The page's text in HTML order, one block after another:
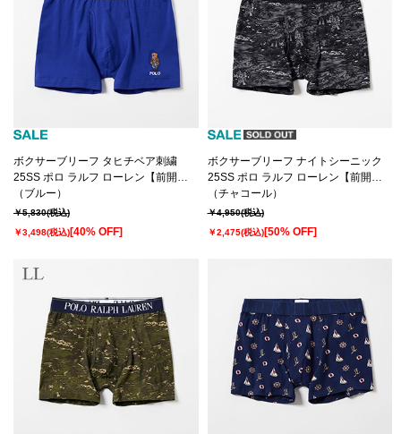
ボクサーブリーフ タヒチベア刺繍
25SS ポロ ラルフ ローレン【前開
き】(RM3-B104）
（ブルー）
￥5,830(税込)
￥3,498(税込)[40% OFF]
ボクサーブリーフ ナイトシーニック
25SS ポロ ラルフ ローレン【前開
き】(RM3-B107）
（チャコール）
￥4,950(税込)
￥2,475(税込)[50% OFF]